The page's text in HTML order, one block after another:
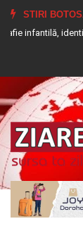
STIRI
identificat de